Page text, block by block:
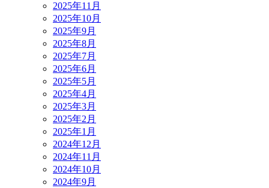
2025年11月
2025年10月
2025年9月
2025年8月
2025年7月
2025年6月
2025年5月
2025年4月
2025年3月
2025年2月
2025年1月
2024年12月
2024年11月
2024年10月
2024年9月